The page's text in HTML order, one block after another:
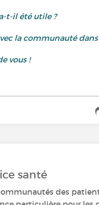
t-il été utile ?
la communauté
vous !
santé
des